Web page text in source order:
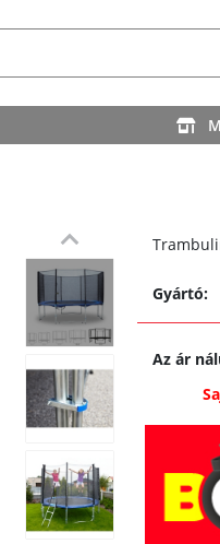
Gyártó:
Az ár